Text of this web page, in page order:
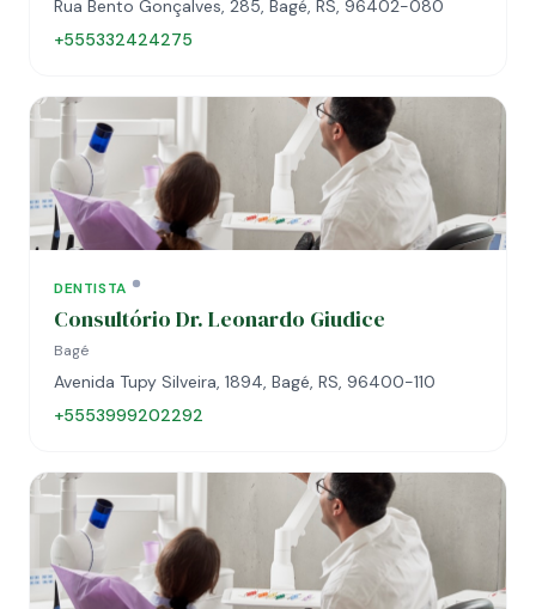
Rua Bento Gonçalves, 285, Bagé, RS, 96402-080
+555332424275
DENTISTA
Consultório Dr. Leonardo Giudice
Bagé
Avenida Tupy Silveira, 1894, Bagé, RS, 96400-110
+5553999202292